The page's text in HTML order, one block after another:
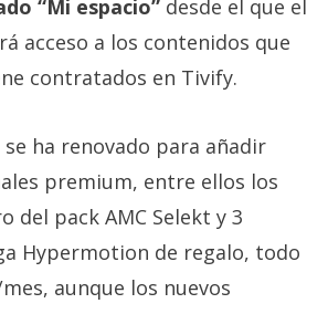
“Mi espacio” desde el que el
acceso a los contenidos que
contratados en Tivify.
se ha renovado para añadir
premium, entre ellos los
del pack AMC Selekt y 3
Hypermotion de regalo, todo
aunque los nuevos